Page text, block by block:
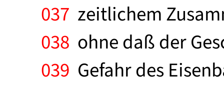
037 zeitlichem
038 ohne daß der
039 Gefahr des